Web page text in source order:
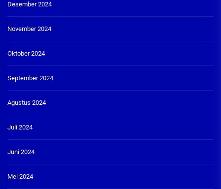
Desember 2024
November 2024
Oktober 2024
September 2024
Agustus 2024
Juli 2024
Juni 2024
Mei 2024